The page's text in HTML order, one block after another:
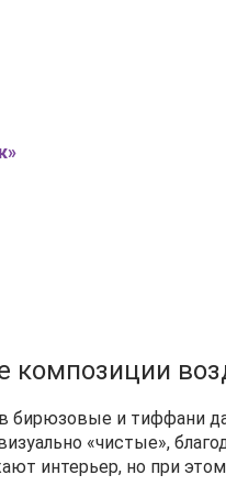
композиции
и тиффани
«чистые»,
интерьер, но при